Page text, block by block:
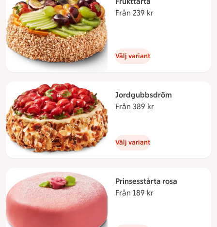
Från 239 kr
Välj variant
Jordgubbsdröm
Från 389 kr
Välj variant
Prinsesstårta rosa
Från 189 kr